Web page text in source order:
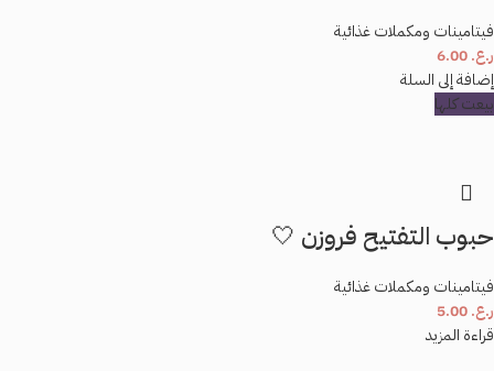
احفظ اسمي، بريدي الإلكتروني، والموقع الإلكتروني في هذا المتصفح لاستخدامها المرة
المقبلة في تعليقي.
فيتامينات ومكملات غذائية
ر.ع.
إضافة إلى السلة
بيعت كلها
حبوب التفتيح فروزن 🤍
فيتامينات ومكملات غذائية
ر.ع.
قراءة المزيد